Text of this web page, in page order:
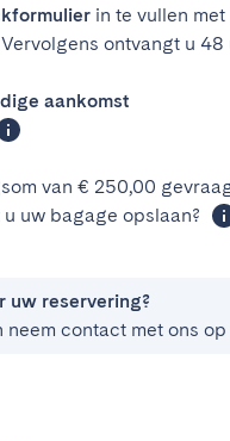
in te vullen
ontvangt u 48
aankomst
van € 250,00
uw bagage opslaan?
uw reservering?
neem contact met ons